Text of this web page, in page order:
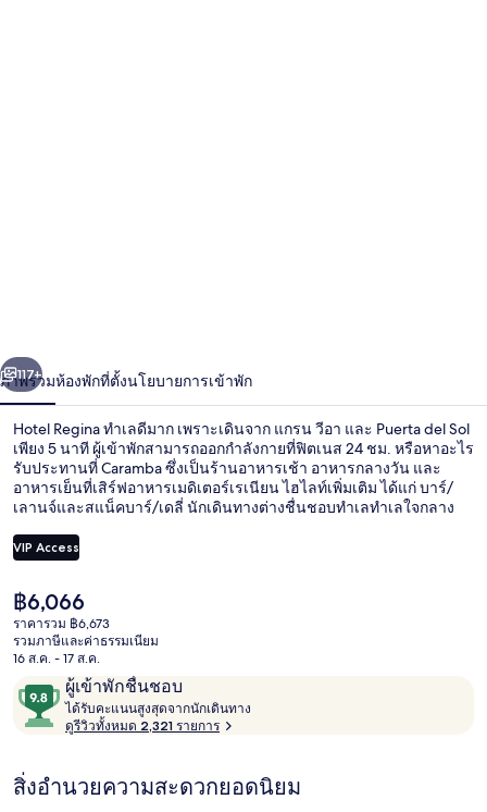
า
ถัดไป
117+
ภาพรวมห้องพักที่ตั้งนโยบายการเข้าพัก
Hotel Regina ทำเลดีมาก เพราะเดินจาก แกรน วีอา และ Puerta del Sol
เพียง 5 นาที ผู้เข้าพักสามารถออกกำลังกายที่ฟิตเนส 24 ชม. หรือหาอะไร
รับประทานที่ Caramba ซึ่งเป็นร้านอาหารเช้า อาหารกลางวัน และ
อาหารเย็นที่เสิร์ฟอาหารเมดิเตอร์เรเนียน ไฮไลท์เพิ่มเติม ได้แก่ บาร์/
เลานจ์และสแน็คบาร์/เดลี่ นักเดินทางต่างชื่นชอบทำเลทำเลใจกลาง
สาธารณะ โดย สถานี Sevilla อยู่ห่างออกไปเพียงไม่กี่ก้าว และ สถานี Sol
ใช้เวลาเดินไปเพียง 5 นาที
VIP Access
ราคา
ปัจจุบัน
฿6,066
฿6,066
ราคารวม ฿6,673
รวมภาษีและค่าธรรมเนียม
16 ส.ค. - 17 ส.ค.
รีวิว ผู้เข้าพักชื่นชอบ
9.8
จาก
10,
เข้า
ได้รับคะแนนสูงสุดจากนักเดินทาง
ค
ดูรีวิวทั้งหมด 2,321 รายการ
สิ่งอำนวยความสะดวกยอดนิยม